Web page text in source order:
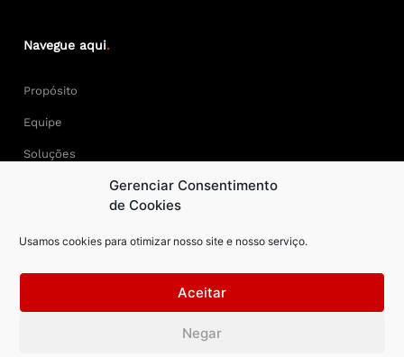
Gerenciar Consentimento
de Cookies
Usamos cookies para otimizar nosso site e nosso serviço.
Aceitar
Negar
Navegue aqui.
Propósito
Equipe
Soluções
Central Press – todos os direitos reservados. Developer: